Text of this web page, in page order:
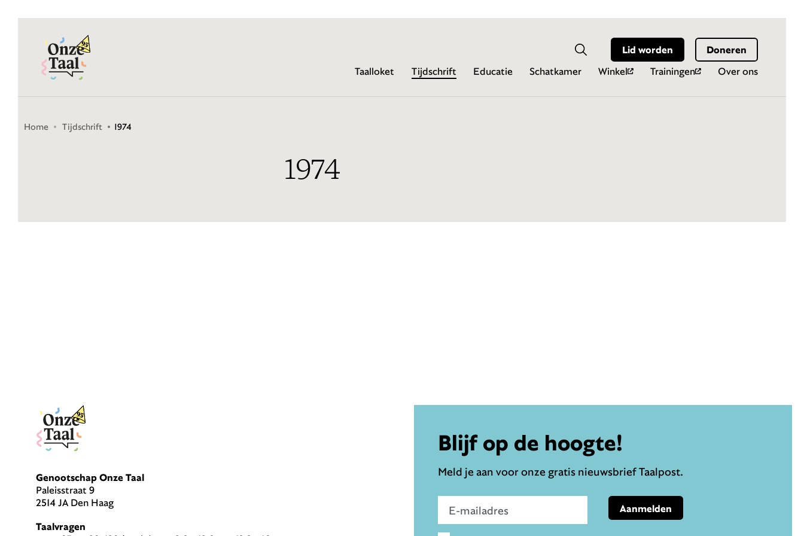
Onze Taal
Taalloket Tijdschrift Educatie Schatkamer Winkel Trainingen Over ons
Zoeken
ZoekveldLid worden Doneren
Home Tijdschrift 1974
1974
Genootschap Onze Taal
Paleisstraat 9
2514 JA Den Haag
Taalvragen
Blijf op de hoogte!
Meld je aan voor onze gratis nieuwsbrief Taalpost.
Aanmelden